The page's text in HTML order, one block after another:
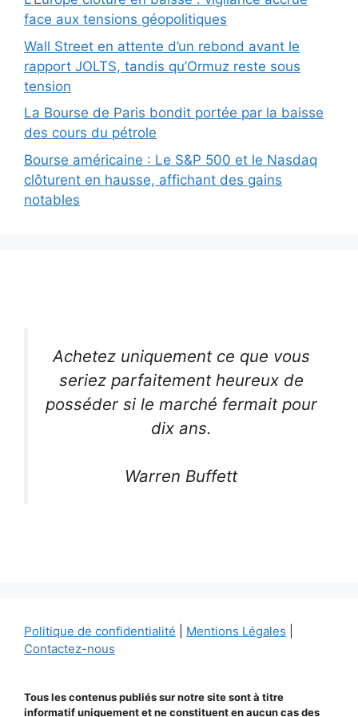
face aux tensions géopolitiques
Wall Street en attente d’un rebond avant le
rapport JOLTS, tandis qu’Ormuz reste sous
tension
La Bourse de Paris bondit portée par la baisse
des cours du pétrole
Bourse américaine : Le S&P 500 et le Nasdaq
clôturent en hausse, affichant des gains
notables
Achetez uniquement ce que vous
seriez parfaitement heureux de
posséder si le marché fermait pour
dix ans.
Warren Buffett
Politique de confidentialité Mentions Légales
Contactez-nous
Tous les contenus publiés sur notre site sont à titre
informatif uniquement et ne constituent en aucun cas des